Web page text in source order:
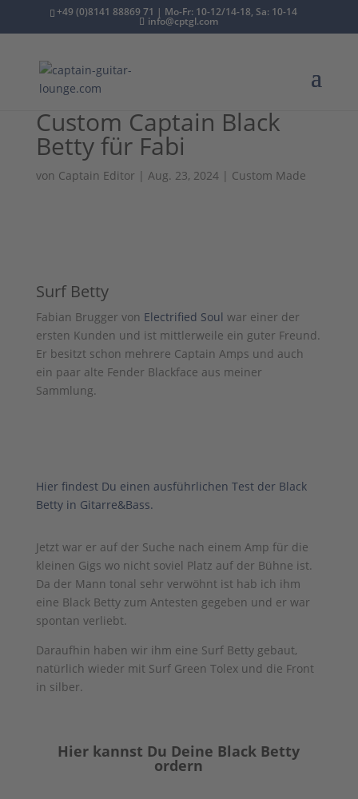
+49 (0)8141 88869 71 | Mo-Fr: 10-12/14-18, Sa: 10-14
info@cptgl.com
Custom Captain Black
Betty für Fabi
von Captain Editor | Aug. 23, 2024| Custom Made
Surf Betty
Fabian Brugger von Electrified Soul war einer der
ersten Kunden und ist mittlerweile ein guter Freund.
Er besitzt schon mehrere Captain Amps und auch
ein paar alte Fender Blackface aus meiner
Sammlung.
Hier findest Du einen ausführlichen Test der Black
Betty in Gitarre&Bass.
Jetzt war er auf der Suche nach einem Amp für die
kleinen Gigs wo nicht soviel Platz auf der Bühne ist.
Da der Mann tonal sehr verwöhnt ist hab ich ihm
eine Black Betty zum Antesten gegeben und er war
spontan verliebt.
Daraufhin haben wir ihm eine Surf Betty gebaut,
natürlich wieder mit Surf Green Tolex und die Front
in silber.
Hier kannst Du Deine Black Betty
ordern